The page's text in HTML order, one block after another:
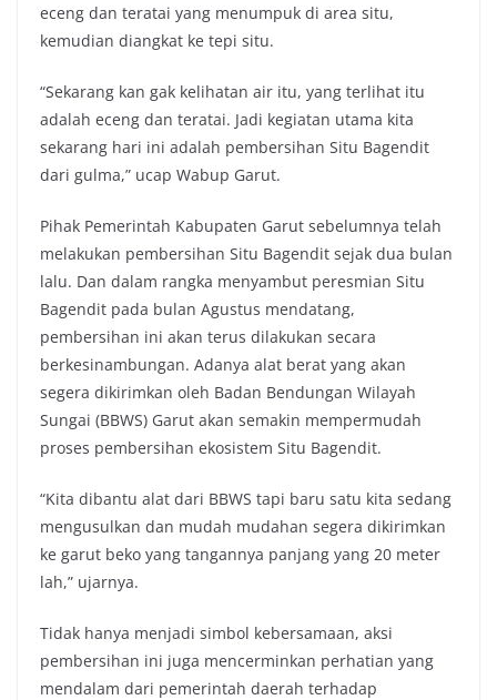
eceng dan teratai yang menumpuk di area situ,
kemudian diangkat ke tepi situ.
“Sekarang kan gak kelihatan air itu, yang terlihat itu
adalah eceng dan teratai. Jadi kegiatan utama kita
sekarang hari ini adalah pembersihan Situ Bagendit
dari gulma,” ucap Wabup Garut.
Pihak Pemerintah Kabupaten Garut sebelumnya telah
melakukan pembersihan Situ Bagendit sejak dua bulan
lalu. Dan dalam rangka menyambut peresmian Situ
Bagendit pada bulan Agustus mendatang,
pembersihan ini akan terus dilakukan secara
berkesinambungan. Adanya alat berat yang akan
segera dikirimkan oleh Badan Bendungan Wilayah
Sungai (BBWS) Garut akan semakin mempermudah
proses pembersihan ekosistem Situ Bagendit.
“Kita dibantu alat dari BBWS tapi baru satu kita sedang
mengusulkan dan mudah mudahan segera dikirimkan
ke garut beko yang tangannya panjang yang 20 meter
lah,” ujarnya.
Tidak hanya menjadi simbol kebersamaan, aksi
pembersihan ini juga mencerminkan perhatian yang
mendalam dari pemerintah daerah terhadap